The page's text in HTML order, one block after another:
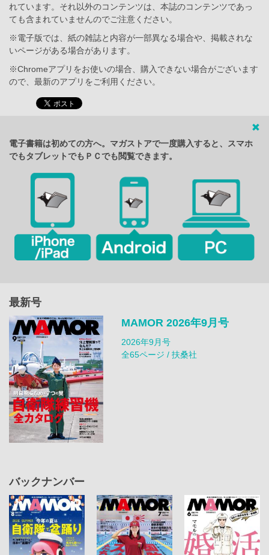
れています。それ以外のコンテンツは、本誌のコンテンツであっ
ても含まれていませんのでご注意ください。
※電子版では、紙の雑誌と内容が一部異なる場合や、掲載されな
いページがある場合があります。
※Chromeアプリをお使いの場合、購入できない場合がございます
ので、最新のアプリをご利用ください。
電子書籍は初めての方へ。マガストアで一度購入すると、スマホ
でもタブレットでもＰＣでも閲覧できます。
最新号
MAMOR 2026年9月号
2026年9月号
全65ページ / 扶桑社
バックナンバー